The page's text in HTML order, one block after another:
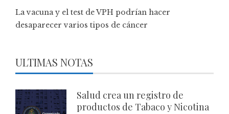
La vacuna y el test de VPH podrían hacer
desaparecer varios tipos de cáncer
ULTIMAS NOTAS
Salud crea un registro de
productos de Tabaco y Nicotina